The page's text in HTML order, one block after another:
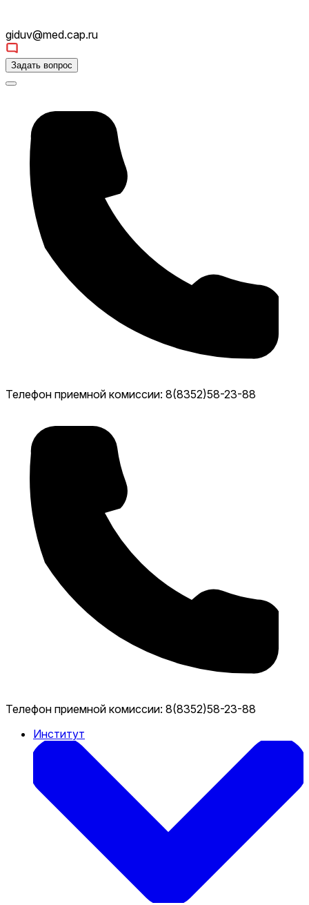
giduv@med.cap.ru
Задать вопрос
Телефон приемной комиссии: 8(8352)58-23-88
Телефон приемной комиссии: 8(8352)58-23-88
Институт